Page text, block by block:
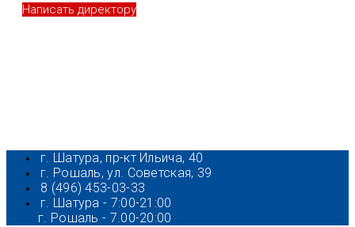
Написать директору
г. Шатура, пр-кт Ильича, 40
г. Рошаль, ул. Советская, 39
8 (496) 453-03-33
г. Шатура - 7:00-21:00
г. Рошаль - 7.00-20:00